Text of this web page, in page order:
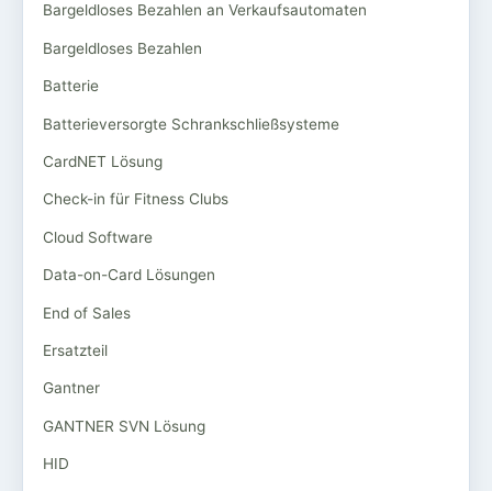
Bargeldloses Bezahlen an Verkaufsautomaten
Bargeldloses Bezahlen
Batterie
Batterieversorgte Schrankschließsysteme
CardNET Lösung
Check-in für Fitness Clubs
Cloud Software
Data-on-Card Lösungen
End of Sales
Ersatzteil
Gantner
GANTNER SVN Lösung
HID